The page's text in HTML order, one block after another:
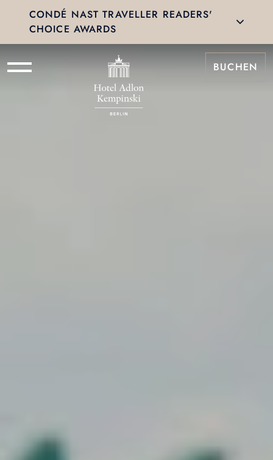
CONDÉ NAST TRAVELLER READERS'
CHOICE AWARDS
BUCHEN